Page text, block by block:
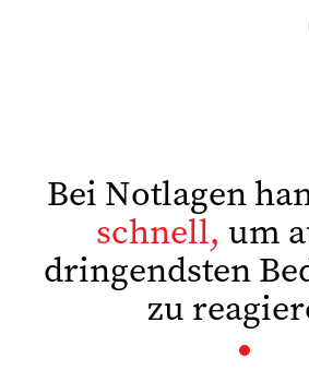
Bei Notlagen
schnell, um
dringendsten
zu